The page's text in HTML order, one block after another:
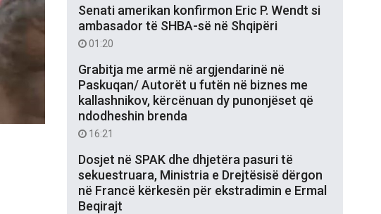
Senati amerikan konfirmon Eric P. Wendt si
ambasador të SHBA-së në Shqipëri
01:20
Grabitja me armë në argjendarinë në
Paskuqan/ Autorët u futën në biznes me
kallashnikov, kërcënuan dy punonjëset që
ndodheshin brenda
16:21
Dosjet në SPAK dhe dhjetëra pasuri të
sekuestruara, Ministria e Drejtësisë dërgon
në Francë kërkesën për ekstradimin e Ermal
Beqirajt